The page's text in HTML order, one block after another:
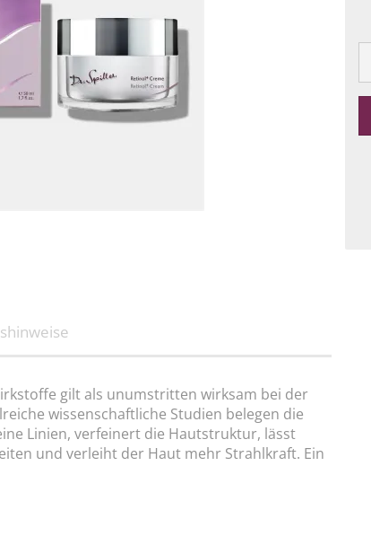
gilt als unumstritten wirksam bei der
wissenschaftliche Studien belegen die
Linien, verfeinert die Hautstruktur, lässt
und verleiht der Haut mehr Strahlkraft. Ein